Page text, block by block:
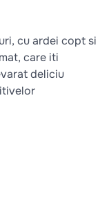
cu ardei copt si
care iti
deliciu